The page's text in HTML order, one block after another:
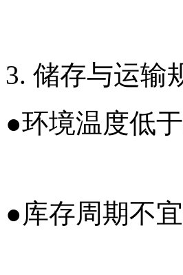
3. 储存与运输
●环境温度低
●库存周期不